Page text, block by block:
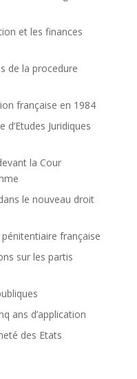
et les finances
de la procedure
française en 1984
d’Etudes Juridiques
la Cour
le nouveau droit
française
sur les partis
ans d’application
des Etats